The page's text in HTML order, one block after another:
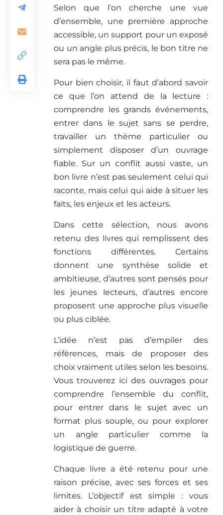
Selon que l’on cherche une vue
d’ensemble, une première approche
accessible, un support pour un exposé
ou un angle plus précis, le bon titre ne
sera pas le même.
Pour bien choisir, il faut d’abord savoir
ce que l’on attend de la lecture :
comprendre les grands événements,
entrer dans le sujet sans se perdre,
travailler un thème particulier ou
simplement disposer d’un ouvrage
fiable. Sur un conflit aussi vaste, un
bon livre n’est pas seulement celui qui
raconte, mais celui qui aide à situer les
faits, les enjeux et les acteurs.
Dans cette sélection, nous avons
retenu des livres qui remplissent des
fonctions différentes. Certains
donnent une synthèse solide et
ambitieuse, d’autres sont pensés pour
les jeunes lecteurs, d’autres encore
proposent une approche plus visuelle
ou plus ciblée.
L’idée n’est pas d’empiler des
références, mais de proposer des
choix vraiment utiles selon les besoins.
Vous trouverez ici des ouvrages pour
comprendre l’ensemble du conflit,
pour entrer dans le sujet avec un
format plus souple, ou pour explorer
un angle particulier comme la
logistique de guerre.
Chaque livre a été retenu pour une
raison précise, avec ses forces et ses
limites. L’objectif est simple : vous
aider à choisir un titre adapté à votre